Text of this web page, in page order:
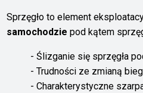
Sprzęgło to element
samochodzie pod kątem
- Ślizganie się sprzęgła
- Trudności ze zmianą
- Charakterystyczne